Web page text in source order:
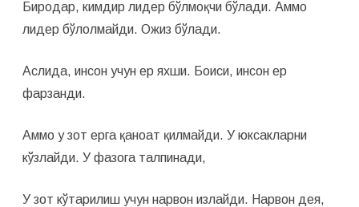
Биродар, кимдир лидер бўлмоқчи бўлади. Аммо
лидер бўлолмайди. Ожиз бўлади.
Аслида, инсон учун ер яхши. Боиси, инсон ер
фарзанди.
Аммо у зот ерга қаноат қилмайди. У юксакларни
кўзлайди. У фазога талпинади,
У зот кўтарилиш учун нарвон излайди. Нарвон дея,